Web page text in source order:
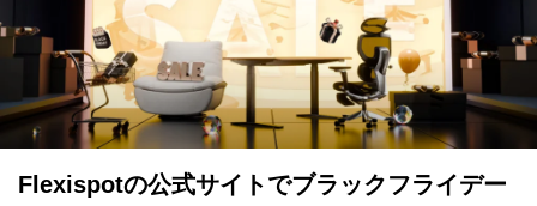
Flexispotの公式サイトでブラックフライデー